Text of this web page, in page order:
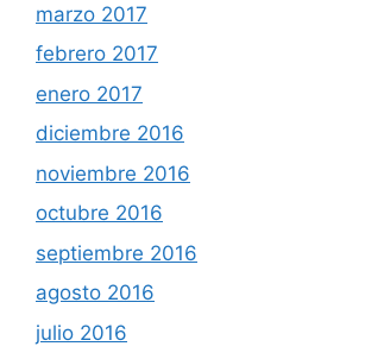
marzo 2017
febrero 2017
enero 2017
diciembre 2016
noviembre 2016
octubre 2016
septiembre 2016
agosto 2016
julio 2016